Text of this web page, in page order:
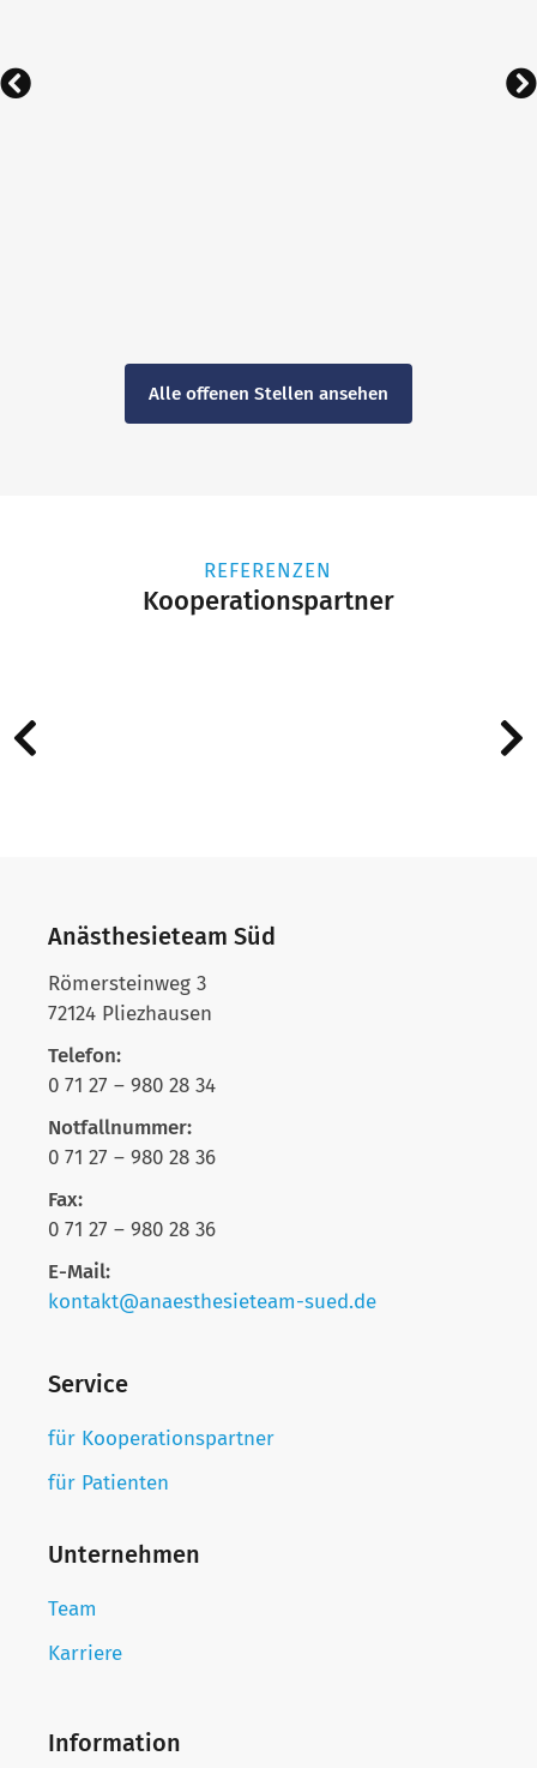
Alle offenen Stellen ansehen
REFERENZEN
Kooperationspartner
Anästhesieteam Süd
Römersteinweg 3
72124 Pliezhausen
Telefon:
0 71 27 – 980 28 34
Notfallnummer:
0 71 27 – 980 28 36
Fax:
0 71 27 – 980 28 36
E-Mail:
kontakt@anaesthesieteam-sued.de
Service
für Kooperationspartner
für Patienten
Unternehmen
Team
Karriere
Information